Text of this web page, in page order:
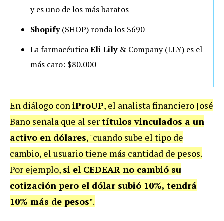
y es uno de los más baratos
Shopify(SHOP) ronda los $690
La farmacéuticaEli Lily& Company (LLY) es el
más caro: $80.000
En diálogo coniProUP, el analista financiero José
Bano señala que al sertítulos vinculados a un
activo en dólares, "cuando sube el tipo de
cambio, el usuario tiene más cantidad de pesos.
Por ejemplo, si el CEDEAR no cambió su
cotización pero el dólar subió 10%, tendrá
10% más de pesos".